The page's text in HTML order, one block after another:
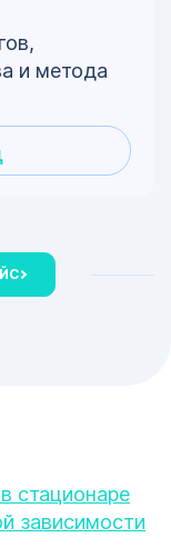
и метода
стационаре
зависимости